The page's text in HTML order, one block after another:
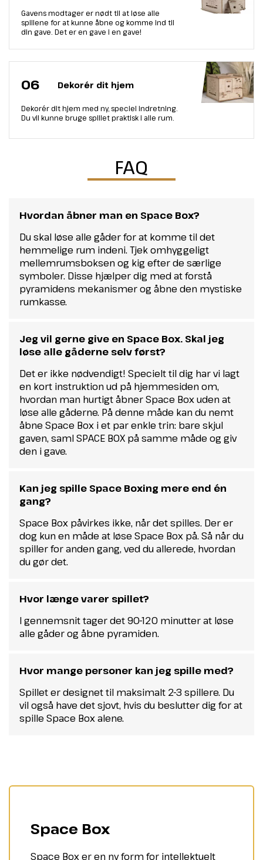
Gavens modtager er nødt til at løse alle
spillene for at kunne åbne og komme ind til
din gave. Det er en gave i en gave!
06 Dekorér dit hjem
Dekorér dit hjem med ny, speciel indretning.
Du vil kunne bruge spillet praktisk i alle rum.
FAQ
Hvordan åbner man en Space Box?
Du skal løse alle gåder for at komme til det
hemmelige rum indeni. Tjek omhyggeligt
mellemrumsboksen og kig efter de særlige
symboler. Disse hjælper dig med at forstå
pyramidens mekanismer og åbne den mystiske
rumkasse.
Jeg vil gerne give en Space Box. Skal jeg
løse alle gåderne selv først?
Det er ikke nødvendigt! Specielt til dig har vi lagt
en kort instruktion ud på hjemmesiden om,
hvordan man hurtigt åbner Space Box uden at
løse alle gåderne. På denne måde kan du nemt
åbne Space Box i et par enkle trin: bare skjul
gaven, saml SPACE BOX på samme måde og giv
den i gave.
Kan jeg spille Space Boxing mere end én
gang?
Space Box påvirkes ikke, når det spilles. Der er
dog kun en måde at løse Space Box på. Så når du
spiller for anden gang, ved du allerede, hvordan
du gør det.
Hvor længe varer spillet?
I gennemsnit tager det 90-120 minutter at løse
alle gåder og åbne pyramiden.
Hvor mange personer kan jeg spille med?
Spillet er designet til maksimalt 2-3 spillere. Du
vil også have det sjovt, hvis du beslutter dig for at
spille Space Box alene.
Space Box
Space Box er en ny form for intellektuelt